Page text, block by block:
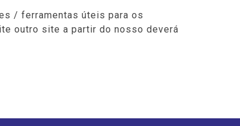
/ ferramentas úteis para os
outro site a partir do nosso deverá